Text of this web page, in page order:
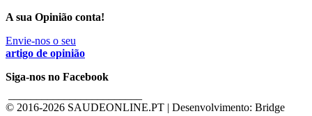
A sua Opinião conta!
Envie-nos o seu
artigo de opinião
Siga-nos no Facebook
© 2016-2026 SAUDEONLINE.PT | Desenvolvimento: Bridge